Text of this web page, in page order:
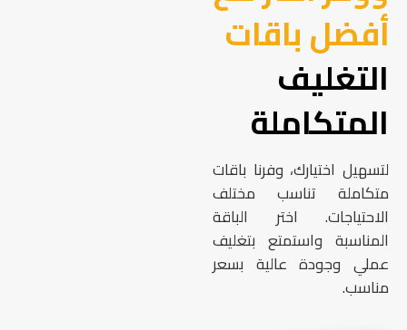
أفضل باقات
التغليف
المتكاملة
لتسهيل اختيارك، وفرنا باقات
متكاملة تناسب مختلف
الاحتياجات. اختر الباقة
المناسبة واستمتع بتغليف
عملي وجودة عالية بسعر
مناسب.